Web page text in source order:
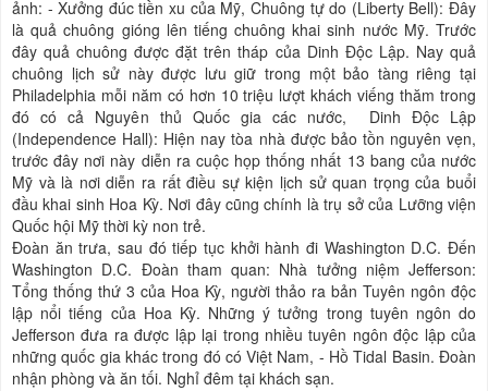
ảnh: - Xưởng đúc tiền xu của Mỹ, Chuông tự do (Liberty Bell): Đây
là quả chuông gióng lên tiếng chuông khai sinh nước Mỹ. Trước
đây quả chuông được đặt trên tháp của Dinh Độc Lập. Nay quả
chuông lịch sử này được lưu giữ trong một bảo tàng riêng tại
Philadelphia mỗi năm có hơn 10 triệu lượt khách viếng thăm trong
đó có cả Nguyên thủ Quốc gia các nước, Dinh Độc Lập
(Independence Hall): Hiện nay tòa nhà được bảo tồn nguyên vẹn,
trước đây nơi này diễn ra cuộc họp thống nhất 13 bang của nước
Mỹ và là nơi diễn ra rất điều sự kiện lịch sử quan trọng của buổi
đầu khai sinh Hoa Kỳ. Nơi đây cũng chính là trụ sở của Lưỡng viện
Quốc hội Mỹ thời kỳ non trẻ.
Đoàn ăn trưa, sau đó tiếp tục khởi hành đi Washington D.C. Đến
Washington D.C. Đoàn tham quan: Nhà tưởng niệm Jefferson:
Tổng thống thứ 3 của Hoa Kỳ, người thảo ra bản Tuyên ngôn độc
lập nổi tiếng của Hoa Kỳ. Những ý tưởng trong tuyên ngôn do
Jefferson đưa ra được lập lại trong nhiều tuyên ngôn độc lập của
những quốc gia khác trong đó có Việt Nam, - Hồ Tidal Basin. Đoàn
nhận phòng và ăn tối. Nghỉ đêm tại khách sạn.